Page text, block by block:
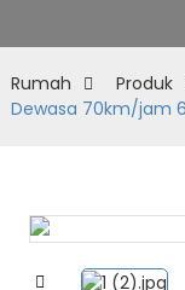
Rumah Produk
Dewasa 70km/jam